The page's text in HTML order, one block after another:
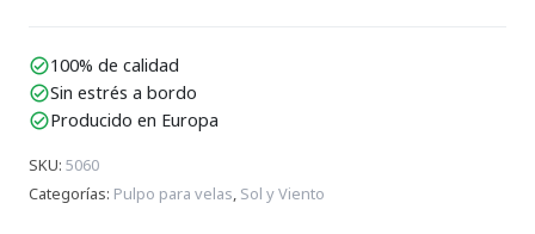
check_circle100% de calidad
check_circleSin estrés a bordo
check_circleProducido en Europa
SKU: 5060
Categorías: Pulpo para velas, Sol y Viento